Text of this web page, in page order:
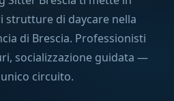
strutture di daycare nella
di Brescia. Professionisti
socializzazione guidata —
circuito.